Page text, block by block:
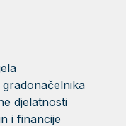
djelatnosti
i financije